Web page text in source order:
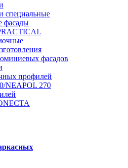
специальные
фасады
фасадов
профилей
270